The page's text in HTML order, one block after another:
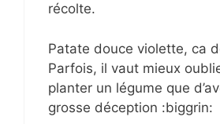
récolte.
Patate douce violette, ca
Parfois, il vaut mieux
planter un légume que
grosse déception :biggrin: